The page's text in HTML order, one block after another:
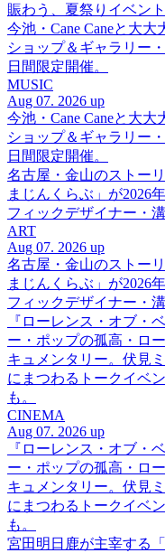
賑わう、夏祭りイベント
今池・Cane Caneと大
ショップ＆ギャラリー
日間限定開催。
MUSIC
Aug 07. 2026 up
今池・Cane Caneと大
ショップ＆ギャラリー
日間限定開催。
名古屋・金山のストー
まじんくらぶ」が2026
フィックデザイナー・溝
ART
Aug 07. 2026 up
名古屋・金山のストー
まじんくらぶ」が2026
フィックデザイナー・溝
『ローレンス・オブ・
ー・ポップの孤高・ロ
キュメンタリー。伏見
にまつわるトークイベ
も。
CINEMA
Aug 07. 2026 up
『ローレンス・オブ・
ー・ポップの孤高・ロ
キュメンタリー。伏見
にまつわるトークイベ
も。
宮田明日鹿が主宰する